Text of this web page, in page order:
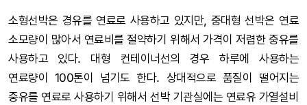
소형선박은 경유를 연료로 사용하고 있지만, 중대형 선박은 연료
소모량이 많아서 연료비를 절약하기 위해서 가격이 저렴한 중유를
사용하고 있다. 대형 컨테이너선의 경우 하루에 사용하는
연료량이 100톤이 넘기도 한다. 상대적으로 품질이 떨어지는
중유를 연료로 사용하기 위해서 선박 기관실에는 연료유 가열설비